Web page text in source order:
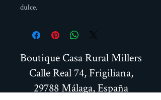
dulce.
Boutique Casa Rural Millers
Calle Real 74, Frigiliana,
29788 Málaga, España